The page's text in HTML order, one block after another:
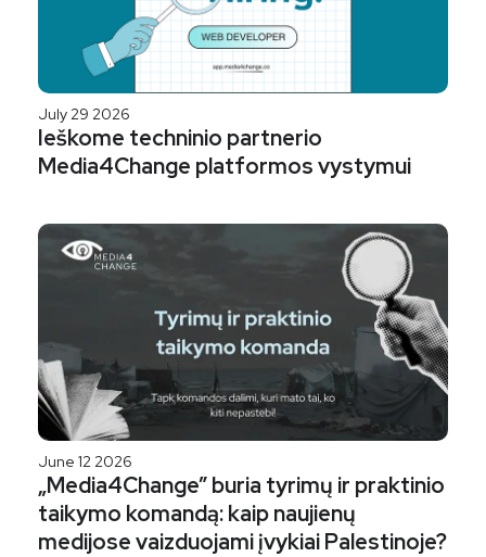
July 29 2026
Ieškome techninio partnerio
Media4Change platformos vystymui
June 12 2026
„Media4Change” buria tyrimų ir praktinio
taikymo komandą: kaip naujienų
medijose vaizduojami įvykiai Palestinoje?